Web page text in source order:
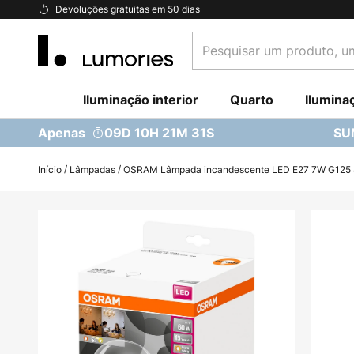
Devoluções gratuitas em 50 dias
Ir
Conteúdo
um
uma
categoria...
Iluminação interior Quarto
Apenas 09D 10H 21M 30S
Início Lâmpadas OSRAM Lâmpada incandescente LED E27 7W